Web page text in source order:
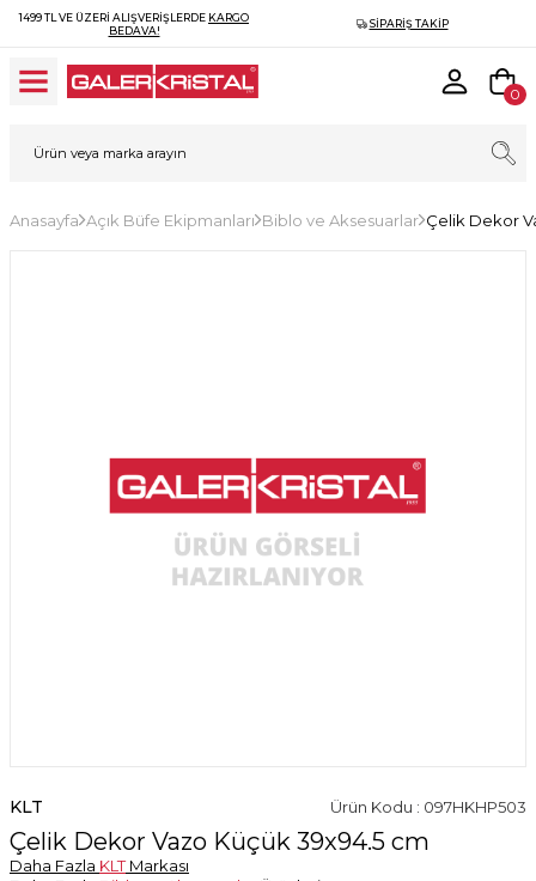
1499 TL VE ÜZERI ALIŞVERIŞLERDE KARGO
BEDAVA!
SIPARIŞ TAKIP
0
Anasayfa Açık Büfe Ekipmanları Biblo ve Aksesuarlar Çelik Dekor
KLT Ürün Kodu : 097HKHP503
Çelik Dekor Vazo Küçük 39x94.5 cm
Daha Fazla KLTMarkası